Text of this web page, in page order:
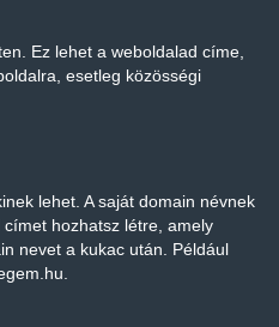
Ez lehet a weboldalad címe,
esetleg közösségi
lehet. A saját domain névnek
hozhatsz létre, amely
nevet a kukac után. Például